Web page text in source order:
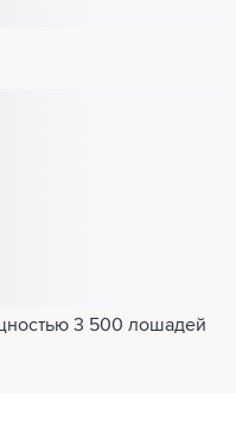
3 500 лошадей